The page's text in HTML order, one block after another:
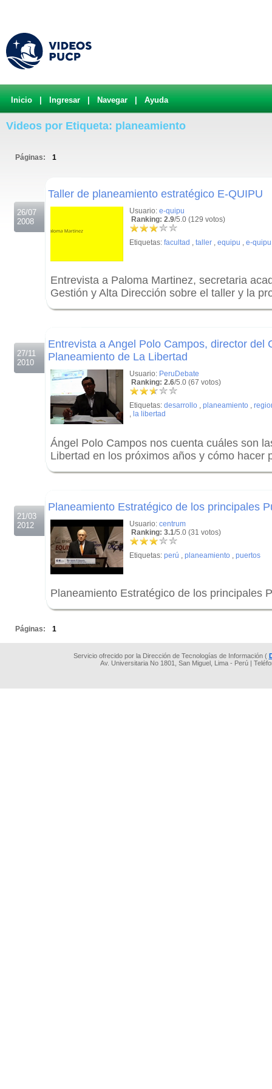
Inicio Ingresar Navegar Ayuda
Videos por Etiqueta: planeamiento
Páginas: 1
26/07
2008
Taller de planeamiento estratégico E-QUIPU
Usuario: e-quipu
Ranking: 2.9/5.0 (129 votos)
Etiquetas: facultad , taller , equipu , e-quipu
Entrevista a Paloma Martinez, secretaria
Gestión y Alta Dirección sobre el taller y la
27/11
2010
Entrevista a Angel Polo Campos, director del
Planeamiento de La Libertad
Usuario: PeruDebate
Ranking: 2.6/5.0 (67 votos)
Etiquetas: desarrollo , planeamiento ,
, la libertad
Ángel Polo Campos nos cuenta cuáles son
Libertad en los próximos años y cómo hacer
21/03
2012
Planeamiento Estratégico de los principales
Usuario: centrum
Ranking: 3.1/5.0 (31 votos)
Etiquetas: perú , planeamiento , puertos
Planeamiento Estratégico de los principales
Páginas: 1
Servicio ofrecido por la Dirección de Tecnologías de Información (
Av. Universitaria No 1801, San Miguel, Lima - Perú |